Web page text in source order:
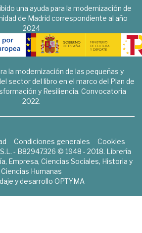
una ayuda para la modernización de
de Madrid correspondiente al año
2024
la modernización de las pequeñas y
sector del libro en el marco del Plan de
y Resiliencia. Convocatoria
2022.
Condiciones generales
Cookies
- B82947326 © 1948 - 2018. Librería
Empresa, Ciencias Sociales, Historia y
Ciencias Humanas
y desarrollo OPTYMA